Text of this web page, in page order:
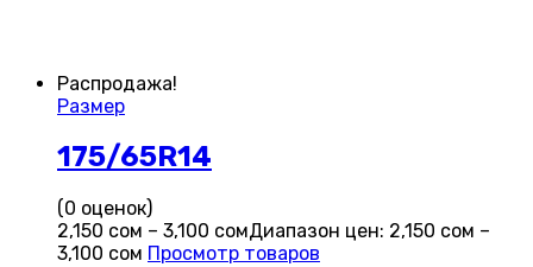
Распродажа!
Размер
175/65R14
(0 оценок)
2,150 сом – 3,100 сомДиапазон цен: 2,150 сом –
3,100 сом Просмотр товаров